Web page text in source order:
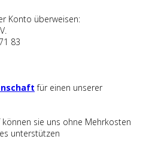
Konto überweisen:
83
für einen unserer
sie uns ohne Mehrkosten
unterstützen